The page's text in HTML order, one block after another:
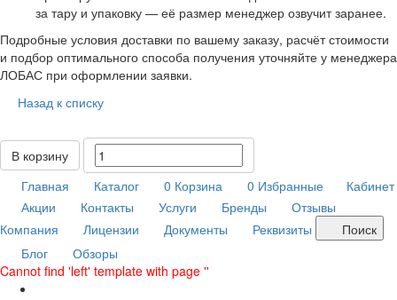
за тару и упаковку — её размер менеджер озвучит заранее.
Подробные условия доставки по вашему заказу, расчёт стоимости
и подбор оптимального способа получения уточняйте у менеджера
ЛОБАС при оформлении заявки.
Назад к списку
В корзину
Главная
Каталог 0 Корзина 0 Избранные
Кабинет
Акции
Контакты Услуги Бренды
Отзывы
Компания
Лицензии Документы Реквизиты
Поиск
Блог
Обзоры
Cannot find 'left' template with page ''